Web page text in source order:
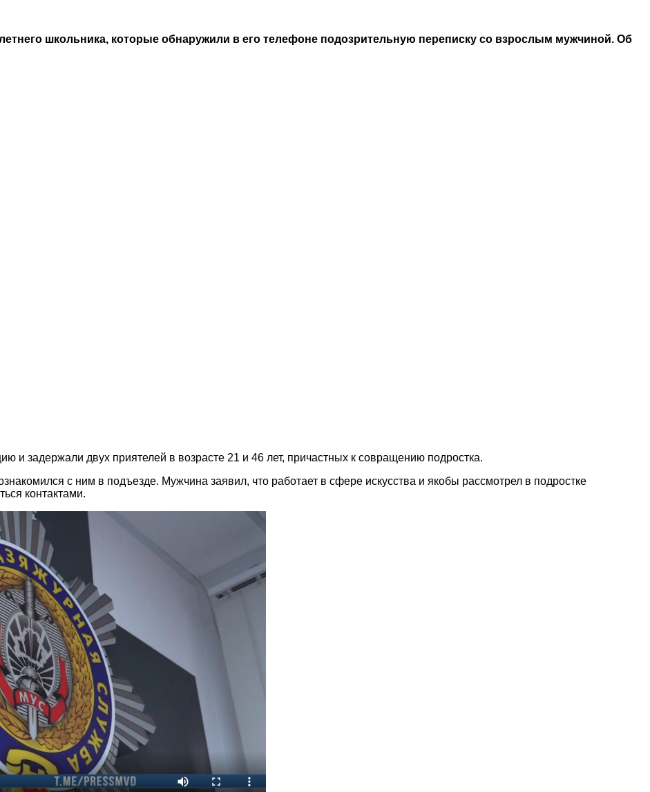
школьника, которые обнаружили в его телефоне подозрительную переписку со взрослым мужчиной. Об
задержали двух приятелей в возрасте 21 и 46 лет, причастных к совращению подростка.
с ним в подъезде. Мужчина заявил, что работает в сфере искусства и якобы рассмотрел в подростке
контактами.